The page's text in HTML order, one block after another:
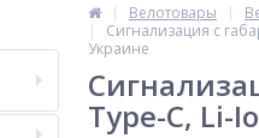
Велотовары
Сигнализация с
Украине
Type-C, Li-